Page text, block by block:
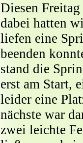
Diesen
dabei hatten
liefen eine
beenden
stand die
erst am Start,
leider eine
nächste war
zwei leichte